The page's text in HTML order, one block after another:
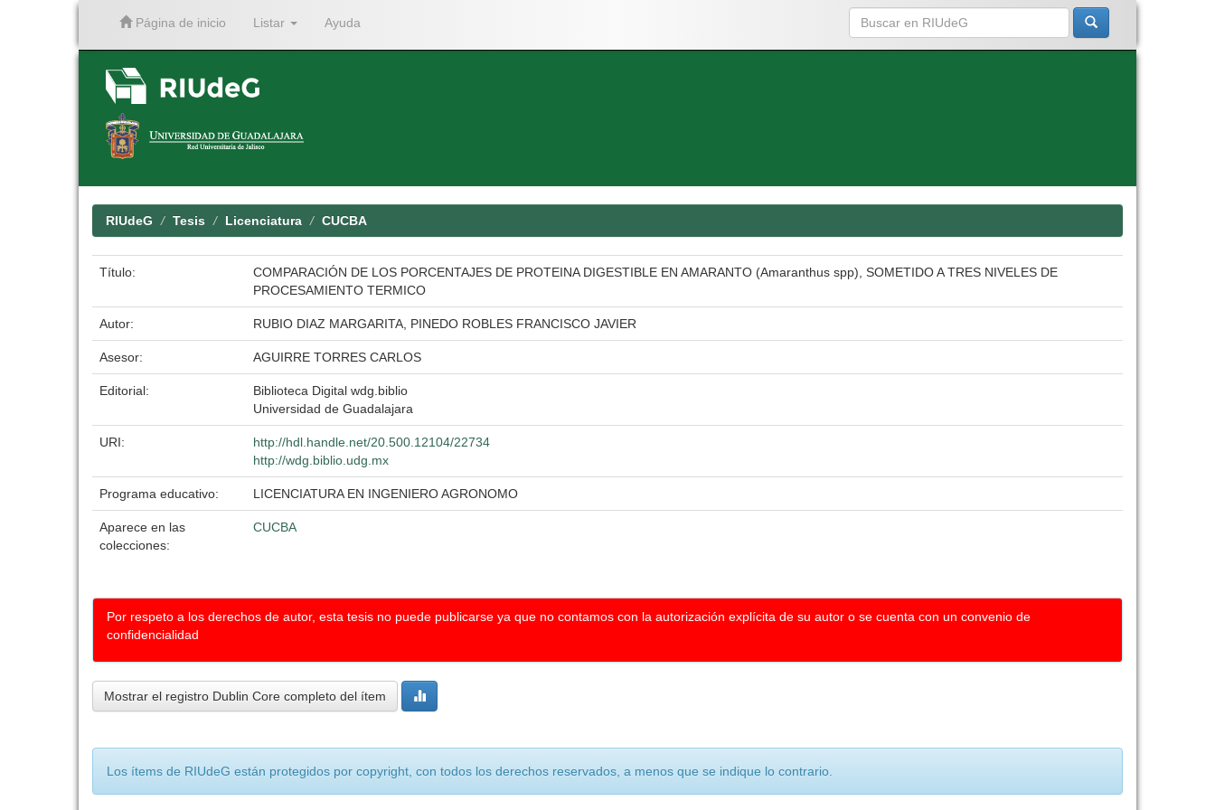
Página de inicio Listar Ayuda
RIUdeG Tesis Licenciatura CUCBA
Título:
COMPARACIÓN DE LOS PORCENTAJES DE PROTEINA DIGESTIBLE EN AMARANTO (Amaranthus spp), SOMETIDO A TRES NIVELES DE
PROCESAMIENTO TERMICO
Autor: RUBIO DIAZ MARGARITA, PINEDO ROBLES FRANCISCO JAVIER
Asesor: AGUIRRE TORRES CARLOS
Editorial:
Biblioteca Digital wdg.biblio
Universidad de Guadalajara
URI:
http://hdl.handle.net/20.500.12104/22734
http://wdg.biblio.udg.mx
Programa educativo: LICENCIATURA EN INGENIERO AGRONOMO
Aparece en las
colecciones:
CUCBA
Por respeto a los derechos de autor, esta tesis no puede publicarse ya que no contamos con la autorización explícita de su autor o se cuenta con un convenio de
confidencialidad
Mostrar el registro Dublin Core completo del ítem
Los ítems de RIUdeG están protegidos por copyright, con todos los derechos reservados, a menos que se indique lo contrario.